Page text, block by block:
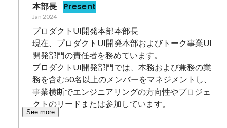
本部長 Present
Jan 2024-
プロダクトUI開発本部本部長
現在、プロダクトUI開発本部およびトーク事業UI
開発部門の責任者を務めています。
プロダクトUI開発部門では、本務および兼務の業
務を含む50名以上のメンバーをマネジメントし、
事業横断でエンジニアリングの方向性やプロジェ
クトのリードまたは参加しています。
See more